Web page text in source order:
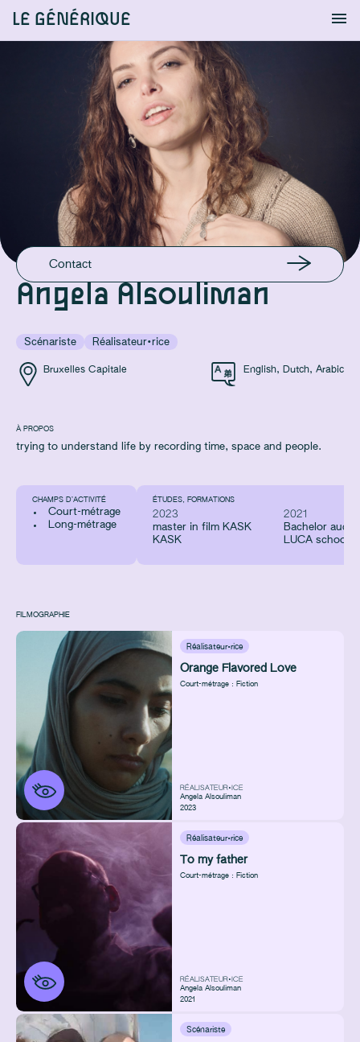
LE GÉNÉRIQUE
S'identifier Chercher
Bruxelles Capitale English, Dutch, Arabic
Angela Alsouliman
Scénariste Réalisateur·rice
À PROPOS
trying to understand life by recording time, space and people.
angela.also77@gmail.com
488477114
Contact
CHAMPS D’ACTIVITÉ
Court-métrage
Long-métrage
ÉTUDES, FORMATIONS
2023
master in film KASK
KASK
2021
Bachelor
LUCA school
FILMOGRAPHIE
Réalisateur·rice
Orange Flavored Love
Court-métrage : Fiction
RÉALISATEUR•ICE
Angela Alsouliman
2023
Réalisateur·rice
To my father
Court-métrage : Fiction
RÉALISATEUR•ICE
Angela Alsouliman
2021
Scénariste